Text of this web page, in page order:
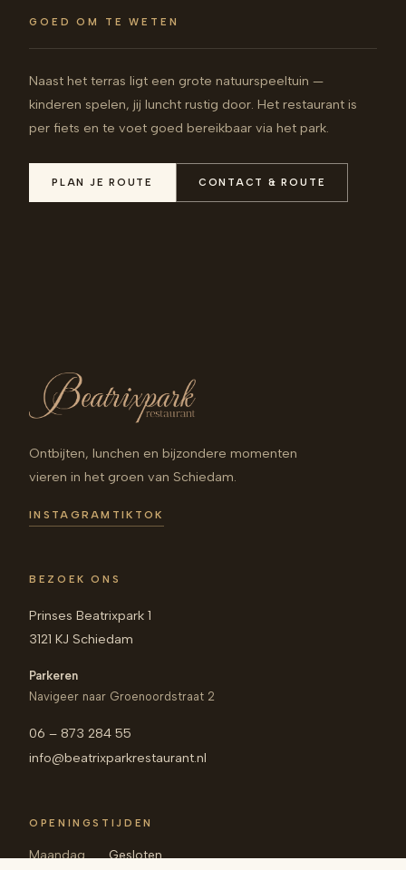
GOED OM TE WETEN
Naast het terras ligt een grote natuurspeeltuin —
kinderen spelen, jij luncht rustig door. Het restaurant is
per fiets en te voet goed bereikbaar via het park.
PLAN JE ROUTE CONTACT & ROUTE
Ontbijten, lunchen en bijzondere momenten
vieren in het groen van Schiedam.
INSTAGRAM TIKTOK
BEZOEK ONS
Prinses Beatrixpark 1
3121 KJ Schiedam
Parkeren
Navigeer naar Groenoordstraat 2
06 – 873 284 55
info@beatrixparkrestaurant.nl
OPENINGSTIJDEN
Maandag
Gesloten